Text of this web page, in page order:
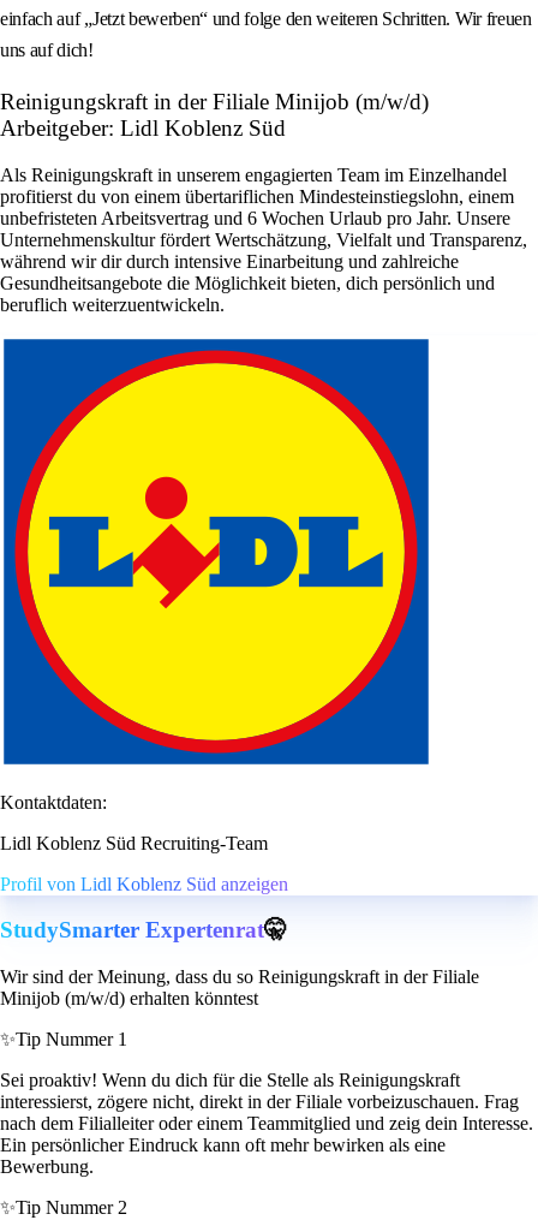
einfach auf „Jetzt bewerben“ und folge den weiteren Schritten. Wir freuen
uns auf dich!
Reinigungskraft in der Filiale Minijob (m/w/d)
Arbeitgeber: Lidl Koblenz Süd
Als Reinigungskraft in unserem engagierten Team im Einzelhandel
profitierst du von einem übertariflichen Mindesteinstiegslohn, einem
unbefristeten Arbeitsvertrag und 6 Wochen Urlaub pro Jahr. Unsere
Unternehmenskultur fördert Wertschätzung, Vielfalt und Transparenz,
während wir dir durch intensive Einarbeitung und zahlreiche
Gesundheitsangebote die Möglichkeit bieten, dich persönlich und
beruflich weiterzuentwickeln.
Kontaktdaten:
Lidl Koblenz Süd Recruiting-Team
Profil von Lidl Koblenz Süd anzeigen
StudySmarter Expertenrat🤫
Wir sind der Meinung, dass du so Reinigungskraft in der Filiale
Minijob (m/w/d) erhalten könntest
✨Tip Nummer 1
Sei proaktiv! Wenn du dich für die Stelle als Reinigungskraft
interessierst, zögere nicht, direkt in der Filiale vorbeizuschauen. Frag
nach dem Filialleiter oder einem Teammitglied und zeig dein Interesse.
Ein persönlicher Eindruck kann oft mehr bewirken als eine
Bewerbung.
✨Tip Nummer 2